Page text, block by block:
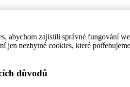
abychom zajistili správné fungování
jen nezbytné cookies, které
důvodů